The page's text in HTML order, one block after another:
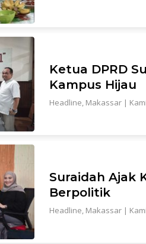
Ketua DPRD
Kampus Hijau
Headline, Makassar |
Suraidah Ajak
Berpolitik
Headline, Makassar |